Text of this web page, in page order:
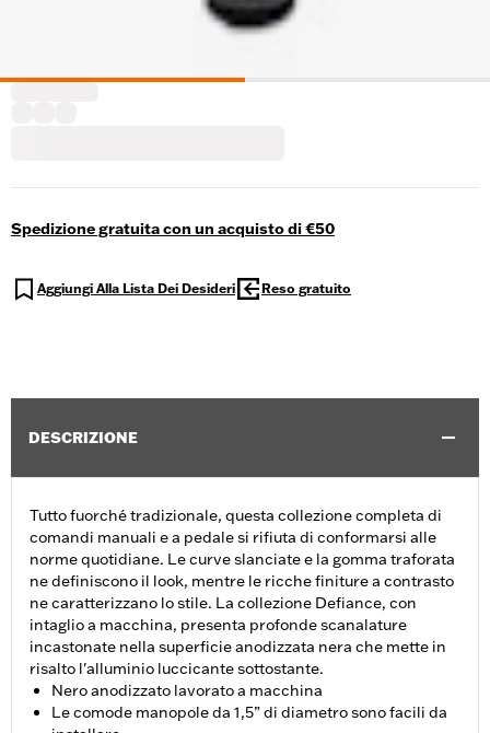
Spedizione gratuita con un acquisto di €50
Aggiungi Alla Lista Dei Desideri Reso gratuito
DESCRIZIONE
Tutto fuorché tradizionale, questa collezione completa di
comandi manuali e a pedale si rifiuta di conformarsi alle
norme quotidiane. Le curve slanciate e la gomma traforata
ne definiscono il look, mentre le ricche finiture a contrasto
ne caratterizzano lo stile. La collezione Defiance, con
intaglio a macchina, presenta profonde scanalature
incastonate nella superficie anodizzata nera che mette in
risalto l'alluminio luccicante sottostante.
Nero anodizzato lavorato a macchina
Le comode manopole da 1,5” di diametro sono facili da